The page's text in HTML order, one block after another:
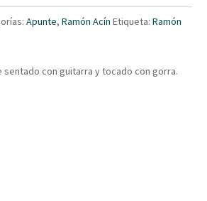
Apunte,Ramón Acín Etiqueta:Ramón
sentado con guitarra y tocado con gorra.